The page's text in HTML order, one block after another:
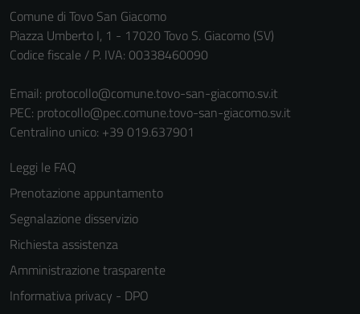
Comune di Tovo San Giacomo
Piazza Umberto I, 1 - 17020 Tovo S. Giacomo (SV)
Codice fiscale / P. IVA: 00338460090
Email: protocollo@comune.tovo-san-giacomo.sv.it
PEC: protocollo@pec.comune.tovo-san-giacomo.sv.it
Centralino unico: +39 019.637901
Leggi le FAQ
Prenotazione appuntamento
Segnalazione disservizio
Richiesta assistenza
Amministrazione trasparente
Informativa privacy - DPO
Tecnici
Questi cookie
sono necessari